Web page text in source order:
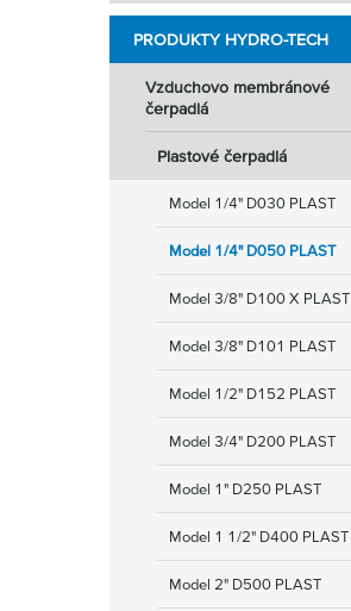
PRODUKTY HYDRO-TECH
Vzduchovo membránové
čerpadlá
Plastové čerpadlá
Model 1/4" D030 PLAST
Model 1/4" D050 PLAST
Model 3/8" D100 X PLAST
Model 3/8" D101 PLAST
Model 1/2" D152 PLAST
Model 3/4" D200 PLAST
Model 1" D250 PLAST
Model 1 1/2" D400 PLAST
Model 2" D500 PLAST